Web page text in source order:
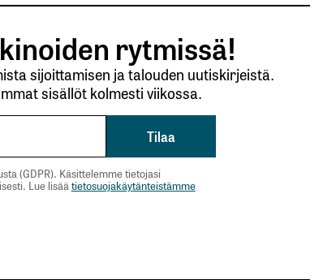
rytmissä!
sijoittamisen ja talouden uutiskirjeistä.
sisällöt kolmesti viikossa.
(GDPR). Käsittelemme tietojasi
Lue lisää tietosuojakäytänteistämme